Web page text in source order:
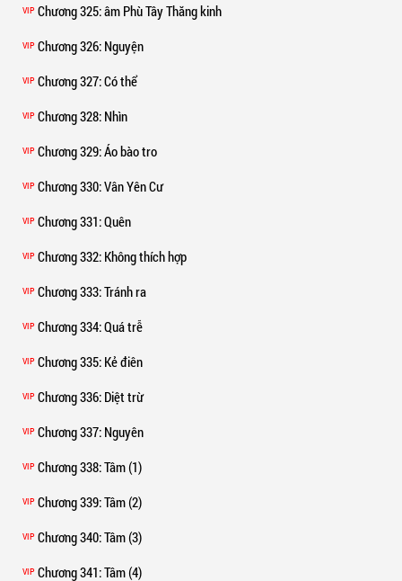
VIP Chương 325: âm Phù Tây Thăng kinh
VIP Chương 326: Nguyện
VIP Chương 327: Có thể
VIP Chương 328: Nhìn
VIP Chương 329: Áo bào tro
VIP Chương 330: Vân Yên Cư
VIP Chương 331: Quên
VIP Chương 332: Không thích hợp
VIP Chương 333: Tránh ra
VIP Chương 334: Quá trễ
VIP Chương 335: Kẻ điên
VIP Chương 336: Diệt trừ
VIP Chương 337: Nguyên
VIP Chương 338: Tâm (1)
VIP Chương 339: Tâm (2)
VIP Chương 340: Tâm (3)
VIP Chương 341: Tâm (4)